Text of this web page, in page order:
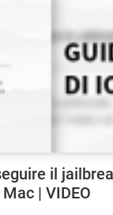
il
Mac | VIDEO